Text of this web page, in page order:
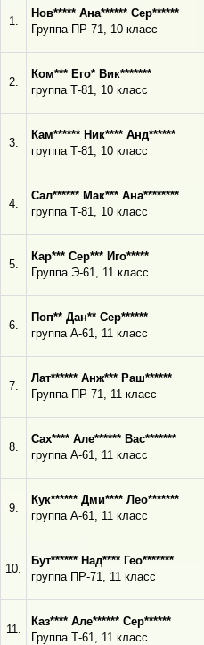
1.
Нов***** Ана****** Сер******
Группа ПР-71, 10 класс
2.
Ком*** Его* Вик*******
группа Т-81, 10 класс
3.
Кам****** Ник**** Анд******
группа Т-81, 10 класс
4.
Сал****** Мак*** Ана********
группа Т-81, 10 класс
5.
Кар*** Сер*** Иго*****
Группа Э-61, 11 класс
6.
Поп** Дан** Сер******
группа А-61, 11 класс
7.
Лат****** Анж*** Раш******
Группа ПР-71, 11 класс
8.
Сах**** Але****** Вас*******
группа А-61, 11 класс
9.
Кук****** Дми**** Лео*******
группа А-61, 11 класс
10.
Бут****** Над**** Гео*******
группа ПР-71, 11 класс
11.
Каз**** Але****** Сер******
Группа Т-61, 11 класс